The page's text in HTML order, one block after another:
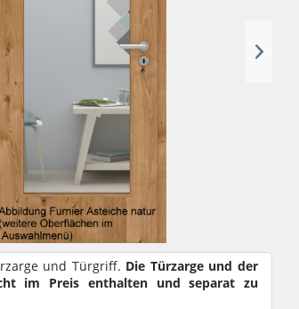
und Türgriff. Die Türzarge und der
im Preis enthalten und separat zu